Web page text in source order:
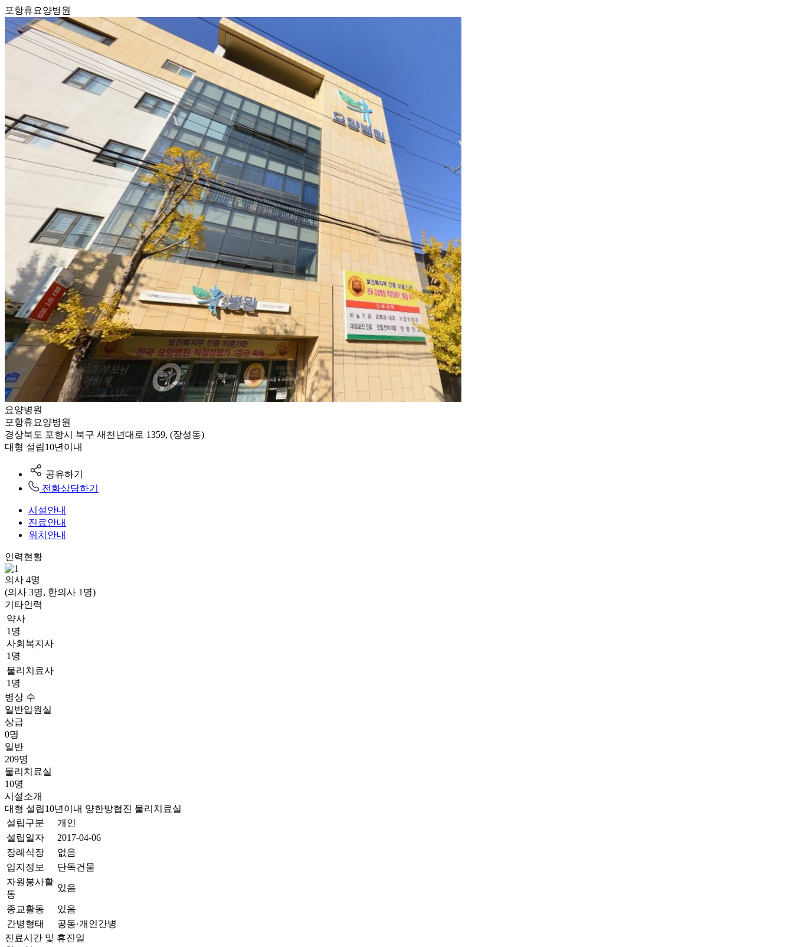
포항휴요양병원
요양병원
포항휴요양병원
경상북도 포항시 북구 새천년대로 1359, (장성동)
대형 설립10년이내
공유하기
전화상담하기
시설안내
진료안내
위치안내
인력현황
의사 4명
(의사 3명, 한의사 1명)
기타인력
약사
1명
사회복지사
1명
물리치료사
1명
병상 수
일반입원실
상급
0명
일반
209명
물리치료실
10명
시설소개
대형 설립10년이내 양한방협진 물리치료실
설립구분
개인
설립일자
2017-04-06
장례식장
없음
입지정보
단독건물
자원봉사활
동
있음
종교활동
있음
간병형태
공동·개인간병
진료시간 및 휴진일